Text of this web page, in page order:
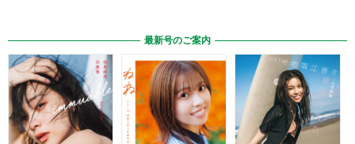
最新号のご案内